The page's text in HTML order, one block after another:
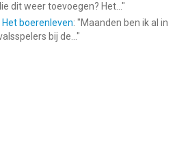
dit weer toevoegen? Het... "
Het boerenleven: "Maanden ben ik al in
bij de... "